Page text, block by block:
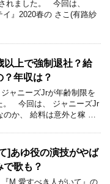
れました。 今回は、
イ』2020春の さこ(有路紗
以上で強制退社？給
年収は？
ャニーズJrが年齢制限を
。 今回は、 ジャニーズJr
のか、 給料は意外と稼 …
]あゆ役の演技がやば
で歌も？
M 愛すべき人がいて』の